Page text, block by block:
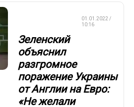
01.01.2022 /
10:16
Зеленский
объяснил
разгромное
поражение Украины
от Англии на Евро:
«Не желали